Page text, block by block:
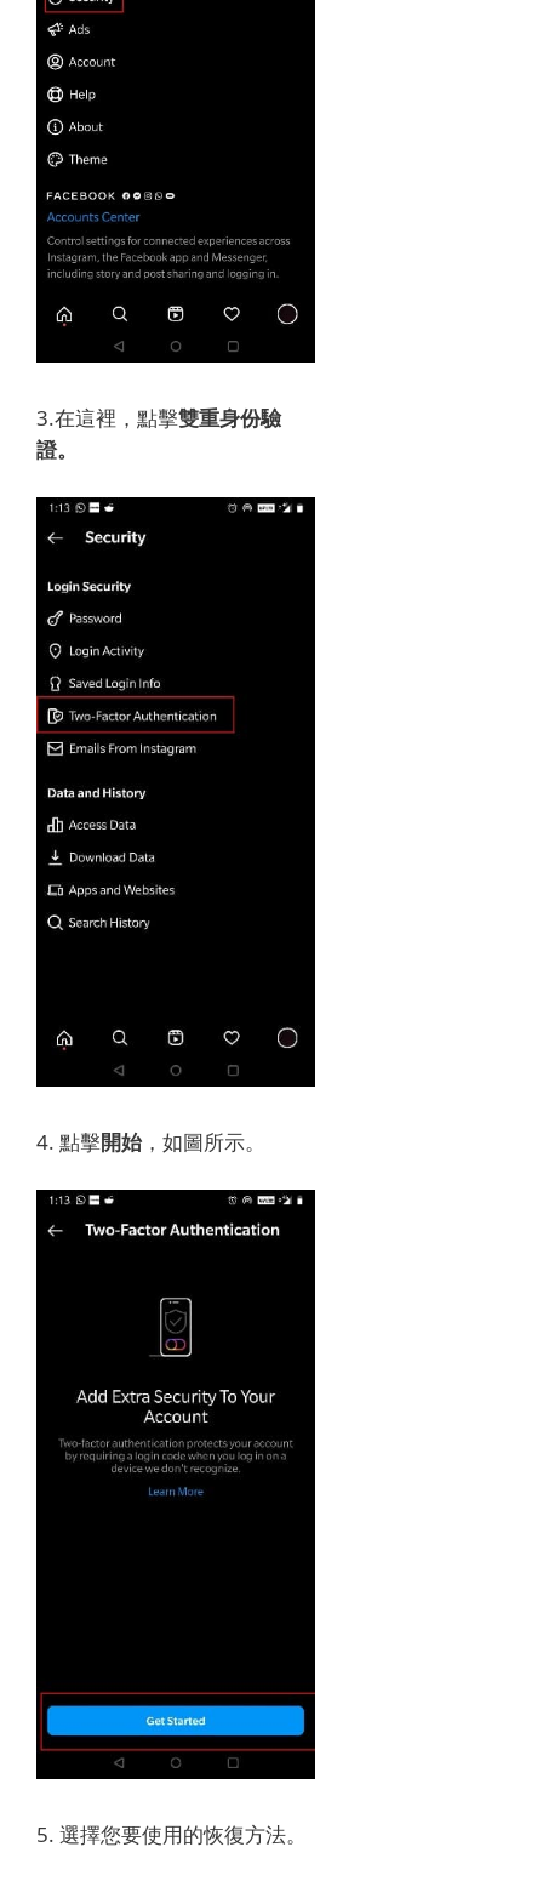
3.在這裡，點擊雙重身份驗
證。
4. 點擊開始 ，如圖所示。
5. 選擇您要使用的恢復方法。